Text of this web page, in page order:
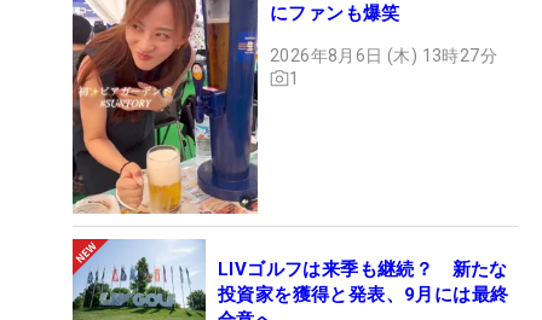
にファンも爆笑
2026年8月6日 (木) 13時27分
1
LIVゴルフは来季も継続？ 新たな
投資家を獲得と発表、9月には最終